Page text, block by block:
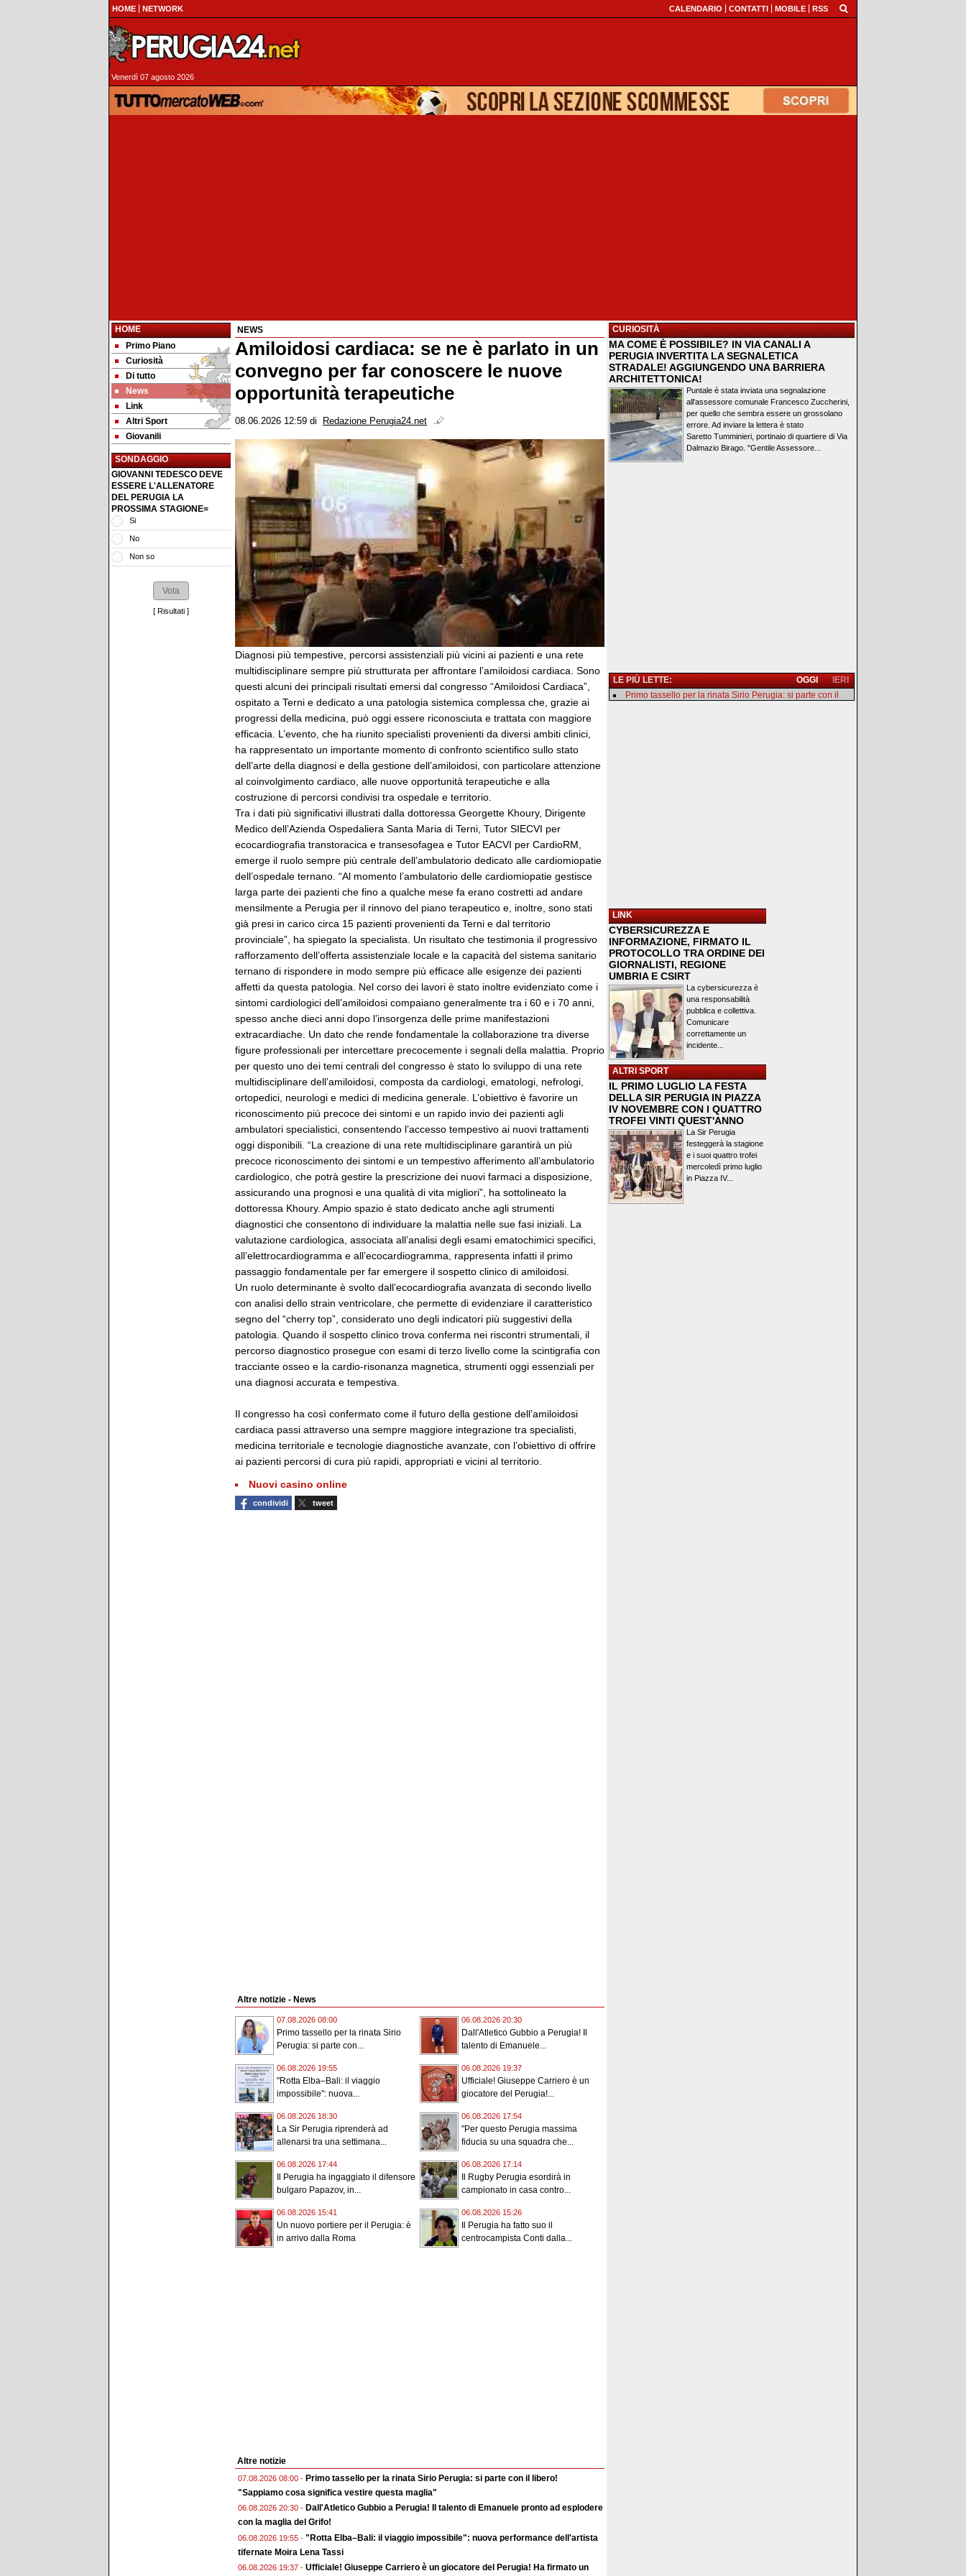
HOME NETWORK CALENDARIO CONTATTI MOBILE RSS
Venerdì 07 agosto 2026
HOME
Primo Piano
Curiosità
Di tutto
News
Link
Altri Sport
Giovanili
SONDAGGIO
GIOVANNI TEDESCO DEVE
ESSERE L'ALLENATORE
DEL PERUGIA LA
PROSSIMA STAGIONE=
Si
No
Non so
[ Risultati ]
NEWS
Amiloidosi cardiaca: se ne è parlato in un
convegno per far conoscere le nuove
opportunità terapeutiche
08.06.2026 12:59 di Redazione Perugia24.net
Diagnosi più tempestive, percorsi assistenziali più vicini ai pazienti e una rete
multidisciplinare sempre più strutturata per affrontare l’amiloidosi cardiaca. Sono
questi alcuni dei principali risultati emersi dal congresso “Amiloidosi Cardiaca”,
ospitato a Terni e dedicato a una patologia sistemica complessa che, grazie ai
progressi della medicina, può oggi essere riconosciuta e trattata con maggiore
efficacia. L’evento, che ha riunito specialisti provenienti da diversi ambiti clinici,
ha rappresentato un importante momento di confronto scientifico sullo stato
dell’arte della diagnosi e della gestione dell’amiloidosi, con particolare attenzione
al coinvolgimento cardiaco, alle nuove opportunità terapeutiche e alla
costruzione di percorsi condivisi tra ospedale e territorio.
Tra i dati più significativi illustrati dalla dottoressa Georgette Khoury, Dirigente
Medico dell’Azienda Ospedaliera Santa Maria di Terni, Tutor SIECVI per
ecocardiografia transtoracica e transesofagea e Tutor EACVI per CardioRM,
emerge il ruolo sempre più centrale dell’ambulatorio dedicato alle cardiomiopatie
dell’ospedale ternano. “Al momento l’ambulatorio delle cardiomiopatie gestisce
larga parte dei pazienti che fino a qualche mese fa erano costretti ad andare
mensilmente a Perugia per il rinnovo del piano terapeutico e, inoltre, sono stati
già presi in carico circa 15 pazienti provenienti da Terni e dal territorio
provinciale”, ha spiegato la specialista. Un risultato che testimonia il progressivo
rafforzamento dell’offerta assistenziale locale e la capacità del sistema sanitario
ternano di rispondere in modo sempre più efficace alle esigenze dei pazienti
affetti da questa patologia. Nel corso dei lavori è stato inoltre evidenziato come i
sintomi cardiologici dell’amiloidosi compaiano generalmente tra i 60 e i 70 anni,
spesso anche dieci anni dopo l’insorgenza delle prime manifestazioni
extracardiache. Un dato che rende fondamentale la collaborazione tra diverse
figure professionali per intercettare precocemente i segnali della malattia. Proprio
per questo uno dei temi centrali del congresso è stato lo sviluppo di una rete
multidisciplinare dell’amiloidosi, composta da cardiologi, ematologi, nefrologi,
ortopedici, neurologi e medici di medicina generale. L’obiettivo è favorire un
riconoscimento più precoce dei sintomi e un rapido invio dei pazienti agli
ambulatori specialistici, consentendo l’accesso tempestivo ai nuovi trattamenti
oggi disponibili. “La creazione di una rete multidisciplinare garantirà un più
precoce riconoscimento dei sintomi e un tempestivo afferimento all’ambulatorio
cardiologico, che potrà gestire la prescrizione dei nuovi farmaci a disposizione,
assicurando una prognosi e una qualità di vita migliori”, ha sottolineato la
dottoressa Khoury. Ampio spazio è stato dedicato anche agli strumenti
diagnostici che consentono di individuare la malattia nelle sue fasi iniziali. La
valutazione cardiologica, associata all’analisi degli esami ematochimici specifici,
all’elettrocardiogramma e all’ecocardiogramma, rappresenta infatti il primo
passaggio fondamentale per far emergere il sospetto clinico di amiloidosi.
Un ruolo determinante è svolto dall’ecocardiografia avanzata di secondo livello
con analisi dello strain ventricolare, che permette di evidenziare il caratteristico
segno del “cherry top”, considerato uno degli indicatori più suggestivi della
patologia. Quando il sospetto clinico trova conferma nei riscontri strumentali, il
percorso diagnostico prosegue con esami di terzo livello come la scintigrafia con
tracciante osseo e la cardio-risonanza magnetica, strumenti oggi essenziali per
una diagnosi accurata e tempestiva.
Il congresso ha così confermato come il futuro della gestione dell’amiloidosi
cardiaca passi attraverso una sempre maggiore integrazione tra specialisti,
medicina territoriale e tecnologie diagnostiche avanzate, con l’obiettivo di offrire
ai pazienti percorsi di cura più rapidi, appropriati e vicini al territorio.
Nuovi casino online
condividi tweet
Altre notizie - News
07.08.2026 08:00
Primo tassello per la rinata Sirio
Perugia: si parte con...
06.08.2026 20:30
Dall'Atletico Gubbio a Perugia! Il
talento di Emanuele...
06.08.2026 19:55
"Rotta Elba–Bali: il viaggio
impossibile": nuova...
06.08.2026 19:37
Ufficiale! Giuseppe Carriero è un
giocatore del Perugia!...
06.08.2026 18:30
La Sir Perugia riprenderà ad
allenarsi tra una settimana...
06.08.2026 17:54
"Per questo Perugia massima
fiducia su una squadra che...
06.08.2026 17:44
Il Perugia ha ingaggiato il difensore
bulgaro Papazov, in...
06.08.2026 17:14
Il Rugby Perugia esordirà in
campionato in casa contro...
06.08.2026 15:41
Un nuovo portiere per il Perugia: è
in arrivo dalla Roma
06.08.2026 15:26
Il Perugia ha fatto suo il
centrocampista Conti dalla...
Altre notizie
07.08.2026 08:00 - Primo tassello per la rinata Sirio Perugia: si parte con il libero!
"Sappiamo cosa significa vestire questa maglia"
06.08.2026 20:30 - Dall'Atletico Gubbio a Perugia! Il talento di Emanuele pronto ad esplodere
con la maglia del Grifo!
06.08.2026 19:55 - "Rotta Elba–Bali: il viaggio impossibile": nuova performance dell'artista
tifernate Moira Lena Tassi
06.08.2026 19:37 - Ufficiale! Giuseppe Carriero è un giocatore del Perugia! Ha firmato un
CURIOSITÀ
MA COME È POSSIBILE? IN VIA CANALI A
PERUGIA INVERTITA LA SEGNALETICA
STRADALE! AGGIUNGENDO UNA BARRIERA
ARCHITETTONICA!
Puntale è stata inviata una segnalazione
all'assessore comunale Francesco Zuccherini,
per quello che sembra essere un grossolano
errore. Ad inviare la lettera è stato
Saretto Tumminieri, portinaio di quartiere di Via
Dalmazio Birago. "Gentile Assessore...
LE PIÙ LETTE: IERI
OGGI
Primo tassello per la rinata Sirio Perugia: si parte con il
LINK
CYBERSICUREZZA E
INFORMAZIONE, FIRMATO IL
PROTOCOLLO TRA ORDINE DEI
GIORNALISTI, REGIONE
UMBRIA E CSIRT
La cybersicurezza è
una responsabilità
pubblica e collettiva.
Comunicare
correttamente un
incidente...
ALTRI SPORT
IL PRIMO LUGLIO LA FESTA
DELLA SIR PERUGIA IN PIAZZA
IV NOVEMBRE CON I QUATTRO
TROFEI VINTI QUEST'ANNO
La Sir Perugia
festeggerà la stagione
e i suoi quattro trofei
mercoledì primo luglio
in Piazza IV...